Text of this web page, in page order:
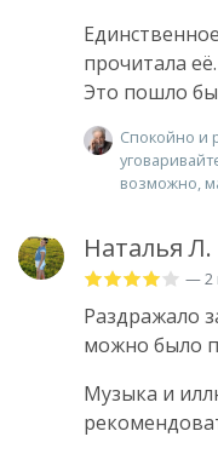
прочитала еë.
Это пошло бы
Спокойно и
возможно,
Наталья Л.
— 2
Раздражало
можно было
Музыка и